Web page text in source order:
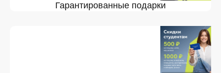
Гарантированные подарки